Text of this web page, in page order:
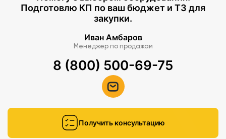
Подготовлю КП по ваш бюджет и ТЗ для
закупки.
Иван Амбаров
Менеджер по продажам
8 (800) 500-69-75
Получить консультацию